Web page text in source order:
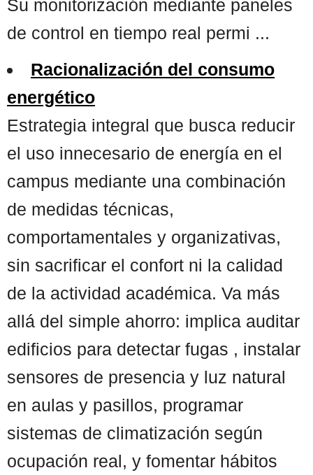
Su monitorización mediante paneles
de control en tiempo real permi ...
Racionalización del consumo
energético
Estrategia integral que busca reducir
el uso innecesario de energía en el
campus mediante una combinación
de medidas técnicas,
comportamentales y organizativas,
sin sacrificar el confort ni la calidad
de la actividad académica. Va más
allá del simple ahorro: implica auditar
edificios para detectar fugas , instalar
sensores de presencia y luz natural
en aulas y pasillos, programar
sistemas de climatización según
ocupación real, y fomentar hábitos